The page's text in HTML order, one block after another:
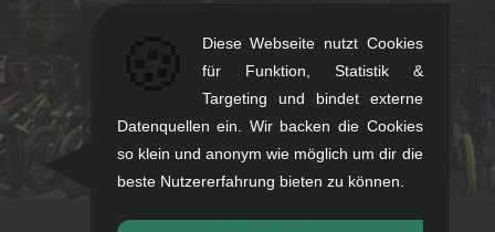
Mo-Fr: 11-13 & 14-18
Sa: 11-16
+49/711/21954890
Diese Webseite nutzt Cookies
für Funktion, Statistik &
Targeting und bindet externe
Datenquellen ein. Wir backen die Cookies
so klein und anonym wie möglich um dir die
beste Nutzererfahrung bieten zu können.